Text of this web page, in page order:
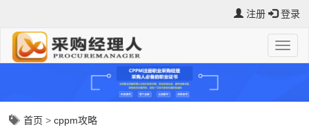
注册 登录
首页 >cppm攻略